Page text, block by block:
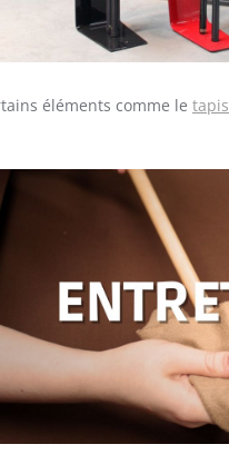
éléments comme le tapis